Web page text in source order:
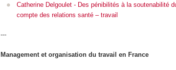
Catherine Delgoulet - Des pénibilités à la soutenabilité
compte des relations santé – travail
---
Management et organisation du travail en France